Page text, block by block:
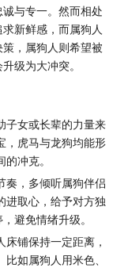
与专一。然而相处
新鲜感，而属狗人
，属狗人则希望被
级为大冲突。
子女或长辈的力量来
，虎马与龙狗均能形
冲克。
奏，多倾听属狗伴侣
进取心，给予对方独
避免情绪升级。
铺保持一定距离，
如属狗人用米色、